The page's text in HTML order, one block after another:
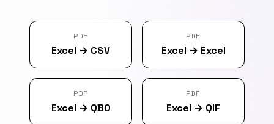
PDF
Excel → CSV
PDF
Excel → Excel
PDF
Excel → QBO
PDF
Excel → QIF